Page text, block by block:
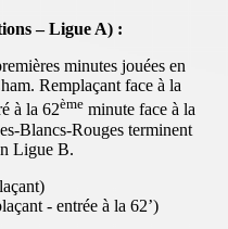
– Ligue A) :
minutes jouées en
Remplaçant face à la
à la 62ème minute face à la
Blancs-Rouges terminent
Ligue B.
- entrée à la 62’)